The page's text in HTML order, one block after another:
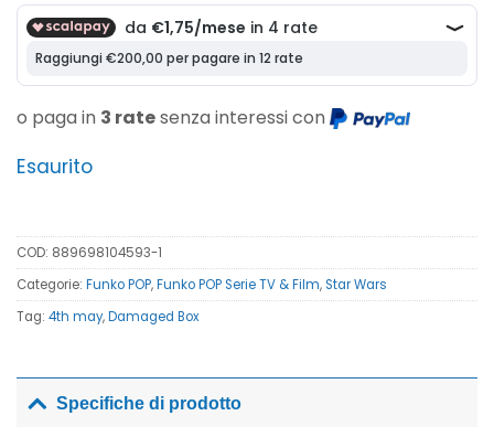
o paga in 3 ratesenza interessi con
Esaurito
COD: 889698104593-1
Categorie: Funko POP,Funko POP Serie TV & Film, Star Wars
Tag: 4th may,Damaged Box
Specifiche di prodotto